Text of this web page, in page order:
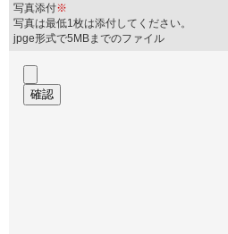
写真添付※
写真は最低1枚は添付してください。
jpge形式で5MBまでのファイル